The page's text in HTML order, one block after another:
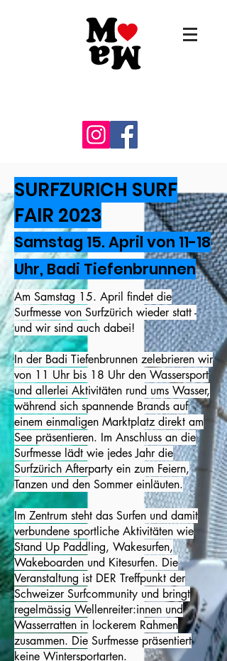
SURFZURICH SURF
FAIR 2023
Samstag 15. April von 11-18
Uhr, Badi Tiefenbrunnen
Am Samstag 15. April findet die
Surfmesse von Surfzürich wieder statt -
und wir sind auch dabei!
In der Badi Tiefenbrunnen zelebrieren wir
von 11 Uhr bis 18 Uhr den Wassersport
und allerlei Aktivitäten rund ums Wasser,
während sich spannende Brands auf
einem einmaligen Marktplatz direkt am
See präsentieren. Im Anschluss an die
Surfmesse lädt wie jedes Jahr die
Surfzürich Afterparty ein zum Feiern,
Tanzen und den Sommer einläuten.
Im Zentrum steht das Surfen und damit
verbundene sportliche Aktivitäten wie
Stand Up Paddling, Wakesurfen,
Wakeboarden und Kitesurfen. Die
Veranstaltung ist DER Treffpunkt der
Schweizer Surfcommunity und bringt
regelmässig Wellenreiter:innen und
Wasserratten in lockerem Rahmen
zusammen. Die Surfmesse präsentiert
keine Wintersportarten.